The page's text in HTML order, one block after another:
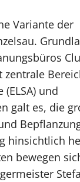
Variante der
zentrale
und
galt es, die
hinsichtlich
bewegen